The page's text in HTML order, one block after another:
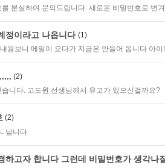
분실하여 문의드립니다. 새로운 비밀번호로 변
정이라고 나옵니다 (1)
용보니 메일이 오다가 지금은 안들어 옵니다 아
(2)
니다. 고도원 선생님께서 유고가 있으신걸까요?
(2)
남니다
하고자 합니다 그런데 비밀번호가 생각나